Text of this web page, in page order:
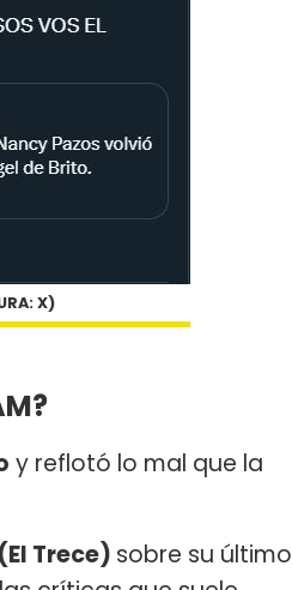
X)
y reflotó lo mal que la
Trece) sobre su último